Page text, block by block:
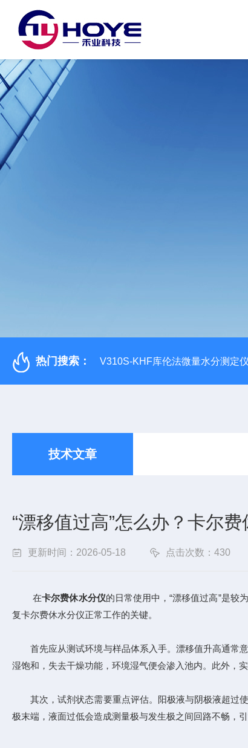
热门搜索： V310S-KHF库伦法微量水分测定仪
技术文章
“漂移值过高”怎么办？卡尔
更新时间：2026-05-18 点击次数：430
在卡尔费休水分仪的日常使用中，“漂移值过高”是
复卡尔费休水分仪正常工作的关键。
首先应从测试环境与样品体系入手。漂移值升高通常意
湿饱和，失去干燥功能，环境湿气便会渗入池内。此外，
其次，试剂状态需要重点评估。阳极液与阴极液超过使
极末端，液面过低会造成测量极与发生极之间回路不畅，